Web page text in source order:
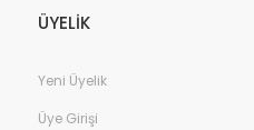
ÜYELİK
Yeni Üyelik
Üye Girişi